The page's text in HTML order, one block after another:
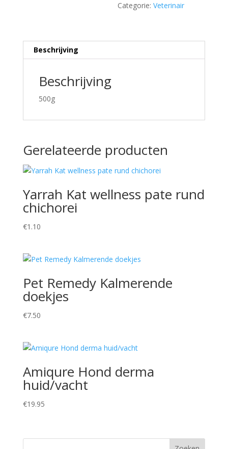
Categorie:Veterinair
Beschrijving
Beschrijving
500g
Gerelateerde producten
Yarrah Kat wellness pate rund
chichorei
€1.10
Pet Remedy Kalmerende
doekjes
€7.50
Amiqure Hond derma
huid/vacht
€19.95